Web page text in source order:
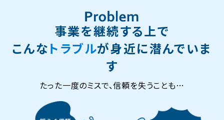
事業を継続する上で
こんなトラブルが身近に潜んでいま
す
たった一度のミスで、信頼を失うことも…